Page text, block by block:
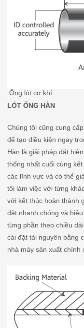
Ống lót cơ khí
LÓT ỐNG HÀN
Chúng tôi cũng cung
để tạo điều kiện ngay
Hàn là giải pháp đặt
thống nhất cuối cùng
các lĩnh vực và có thể
tôi làm việc với từng
với kết thúc hoàn thành
đặt nhanh chóng và
từng phần theo chiều
cài đặt tài nguyên bằng
nhà máy sản xuất chính